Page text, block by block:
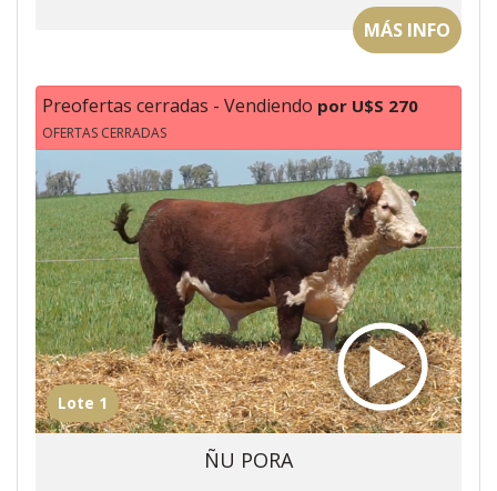
MÁS INFO
Preofertas cerradas - Vendiendo por U$S 270
OFERTAS CERRADAS
Lote 1
ÑU PORA